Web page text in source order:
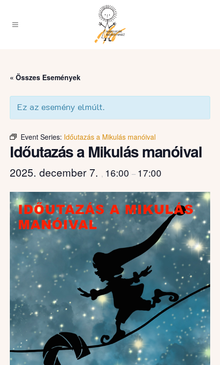
« Összes Események
Ez az esemény elmúlt.
Event Series: Időutazás a Mikulás manóival
Időutazás a Mikulás manóival
2025. december 7. , 16:00 – 17:00